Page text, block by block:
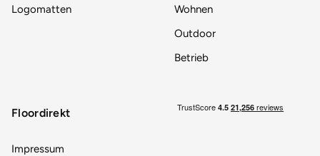
Logomatten
Wohnen
Outdoor
Betrieb
Floordirekt
Impressum